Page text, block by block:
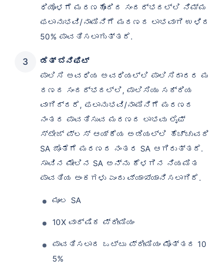
ಧಿಯೊಳಗೆ ಮರಣಹೊಂದಿದ ಸಂದರ್ಭದಲ್ಲಿ ನಿಮ್ಮ
ಫಲಾನುಭವಿ/ನಾಮಿನಿಗೆ ಮರಣದ ಲಾಭವಾಗಿ ಉಳಿದ
50% ಪಾವತಿಸಲಾಗುತ್ತದೆ.
ಡೆತ್ ಬೆನಿಫಿಟ್
ಪಾಲಿಸಿ ಅವಧಿಯ ಅವಧಿಯಲ್ಲಿ ಪಾಲಿಸಿದಾರರ ಮ
ರಣದ ಸಂದರ್ಭದಲ್ಲಿ, ಪಾಲಿಸಿಯು ಸಕ್ರಿಯ
ವಾಗಿದ್ದರೆ, ಫಲಾನುಭವಿ/ನಾಮಿನಿಗೆ ಮರಣದ
ನಂತರ ಪಾವತಿಸುವ ಮರಣದ ಲಾಭವು ಲೈಫ್
ಸ್ಟೇಜ್ ಪ್ಲಸ್ ಆಯ್ಕೆಯ ಅಡಿಯಲ್ಲಿ ಹೆಚ್ಚುವರಿ
SA ಜೊತೆಗೆ ಮರಣದ ನಂತರ SA ಆಗಿರುತ್ತದೆ.
ಸಾವಿನ ಮೇಲಿನ SA ಅನ್ನು ಕೆಳಗಿನ ನಿಯಮಿತ
ಪಾವತಿಯ ಅಂಕಗಳು ಎಂದು ವ್ಯಾಖ್ಯಾನಿಸಲಾಗಿದೆ.
ಮೂಲ SA
10X ವಾರ್ಷಿಕ ಪ್ರೀಮಿಯಂ
ಪಾವತಿಸಲಾದ ಒಟ್ಟು ಪ್ರೀಮಿಯಂ ಮೊತ್ತದ 10
5%